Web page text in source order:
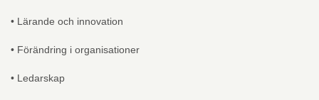
• Lärande och innovation
• Förändring i organisationer
• Ledarskap